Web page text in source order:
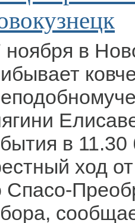
ноября в
в 11.30
ход
Спасо-